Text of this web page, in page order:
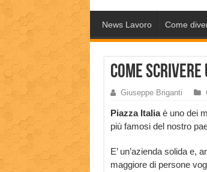
News Lavoro Come
Come
Giuseppe Briganti
Piazza Italiaè uno dei
più famosi del nostro
E’ un’azienda solida e,
maggiore di persone